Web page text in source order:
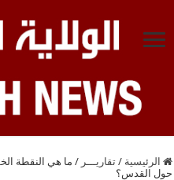
الرئيسية / تقاريـــر / ما هي النقطة
حول القدس؟